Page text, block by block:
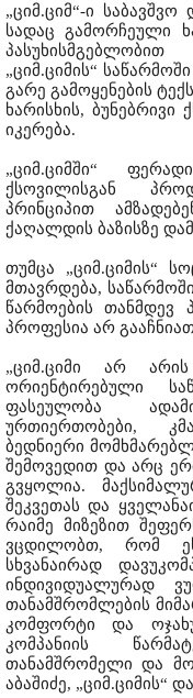
„ციმ.ციმ“-ი
სადაც გამორჩეული
„ციმ.ციმის“
გარე გამოყენების
ხარისხის,
იკერება.
„ციმ.ციმში“
ქსოვილისგან
პრინციპით
ქაღალდის ბაზისზე
თუმცა „ციმ.ციმის“
მთავრდება,
წარმოების თანმდევ
პროფესია არ
„ციმ.ციმი არ
ორიენტირებული
ფასეულობა
ურთიერთობები,
ბედნიერი
შემოვედით და არც
გვყოლია.
შეკვეთას და
რაიმე მიზეზით
ვცდილობთ, რომ
სხვანაირად
ინდივიდუალურად
თანამშრომლების
კომფორტი და
კომპანიის
თანამშრომელი და
აბაშიძე, „ციმ.ციმის“